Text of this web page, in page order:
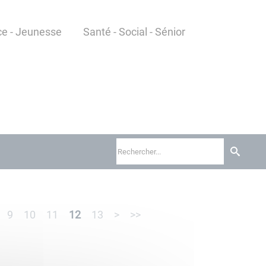
- Jeunesse Santé - Social - Sénior
9 10 11 12 13 > >>